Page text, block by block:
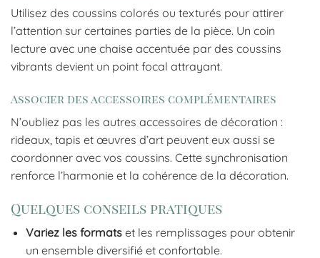
Utilisez des coussins colorés ou texturés pour attirer
l’attention sur certaines parties de la pièce. Un coin
lecture avec une chaise accentuée par des coussins
vibrants devient un point focal attrayant.
Associer des accessoires complémentaires
N’oubliez pas les autres accessoires de décoration :
rideaux, tapis et œuvres d’art peuvent eux aussi se
coordonner avec vos coussins. Cette synchronisation
renforce l’harmonie et la cohérence de la décoration.
Quelques conseils pratiques
Variez les formatset les remplissages pour obtenir
un ensemble diversifié et confortable.